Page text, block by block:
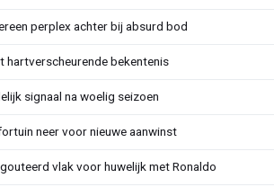
perplex achter bij absurd bod
hartverscheurende bekentenis
signaal na woelig seizoen
neer voor nieuwe aanwinst
vlak voor huwelijk met Ronaldo